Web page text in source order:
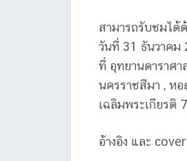
สามารถรับชมได้
วันที่ 31 ธันวาคม
ที่ อุทยานดาราศ
นครราชสีมา , หอ
เฉลิมพระเกียรติ
อ้างอิง และ cover